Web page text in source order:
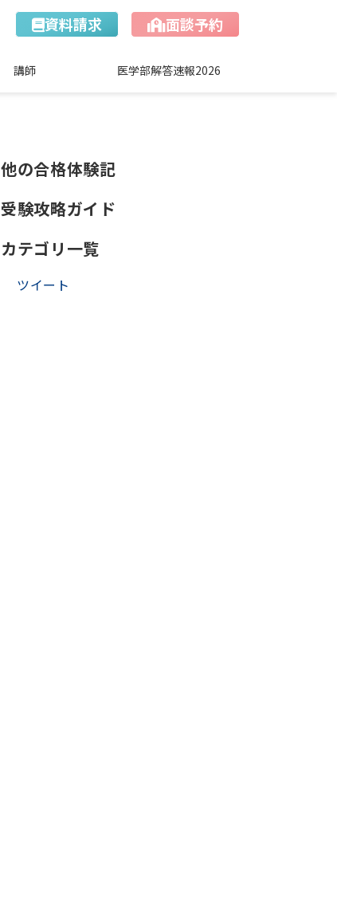
資料請求 面談予約
講師 医学部解答速報2026
他の合格体験記
受験攻略ガイド
カテゴリ一覧
ツイート